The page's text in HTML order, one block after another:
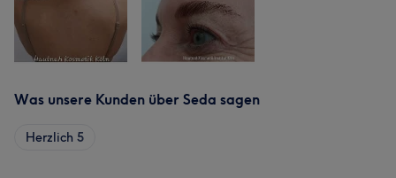
Was unsere Kunden über Seda sagen
Herzlich 5